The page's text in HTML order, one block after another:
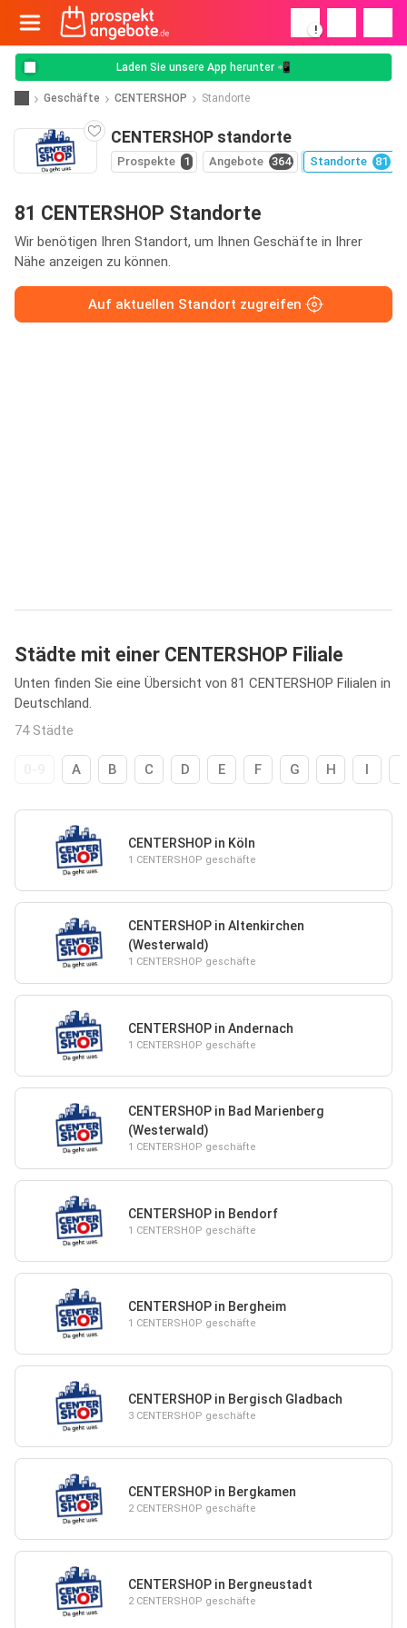
!
Laden Sie unsere App herunter 📲
Geschäfte CENTERSHOP Standorte
CENTERSHOP standorte
Prospekte 1 Angebote 364 Standorte 81
81 CENTERSHOP Standorte
Wir benötigen Ihren Standort, um Ihnen Geschäfte in Ihrer
Nähe anzeigen zu können.
Auf aktuellen Standort zugreifen
Städte mit einer CENTERSHOP Filiale
Unten finden Sie eine Übersicht von 81 CENTERSHOP Filialen in
Deutschland.
74 Städte
A B C D E F G H I
CENTERSHOP in Köln
1 CENTERSHOP geschäfte
CENTERSHOP in Altenkirchen
(Westerwald)
1 CENTERSHOP geschäfte
CENTERSHOP in Andernach
1 CENTERSHOP geschäfte
CENTERSHOP in Bad Marienberg
(Westerwald)
1 CENTERSHOP geschäfte
CENTERSHOP in Bendorf
1 CENTERSHOP geschäfte
CENTERSHOP in Bergheim
1 CENTERSHOP geschäfte
CENTERSHOP in Bergisch Gladbach
3 CENTERSHOP geschäfte
CENTERSHOP in Bergkamen
2 CENTERSHOP geschäfte
CENTERSHOP in Bergneustadt
2 CENTERSHOP geschäfte